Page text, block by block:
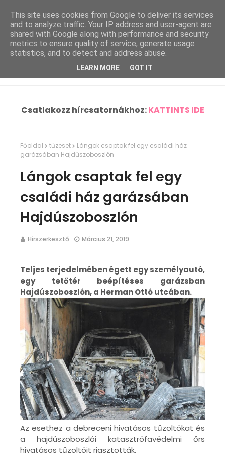
Csatlakozz hírcsatornákhoz:KATTINTS IDE
Főoldal tűzeset
Lángok csaptak fel egy családi ház
garázsában Hajdúszoboszlón
Lángok csaptak fel egy
családi ház garázsában
Hajdúszoboszlón
Hírszerkesztő Március 21, 2019
Teljes terjedelmében égett egy személyautó,
egy tetőtér beépítéses garázsban
Hajdúszoboszlón, a Herman Ottó utcában.
Az esethez a debreceni hivatásos tűzoltókat és
a hajdúszoboszlói katasztrófavédelmi őrs
hivatásos tűzoltóit riasztották.
This site uses cookies from Google to deliver its services
and to analyze traffic. Your IP address and user-agent are
shared with Google along with performance and security
metrics to ensure quality of service, generate usage
statistics, and to detect and address abuse.
LEARN MORE GOT IT